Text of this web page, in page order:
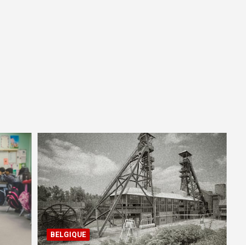
BELGIQUE